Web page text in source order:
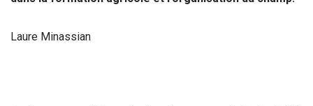
Laure Minassian